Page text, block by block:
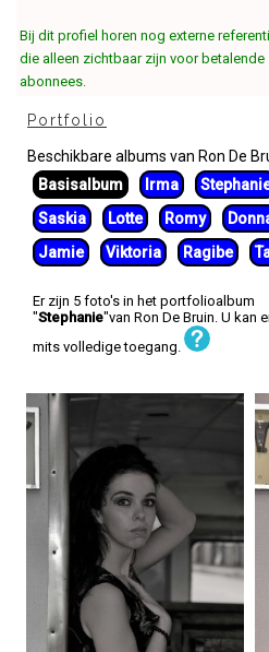
Bij dit profiel horen nog externe
die alleen zichtbaar zijn voor betalende
abonnees.
Portfolio
Beschikbare albums van Ron De
Basisalbum
Irma
Saskia
Lotte Romy
Jamie
Viktoria Ragibe
Er zijn 5 foto's in het portfolioalbum
"Stephanie"van Ron De Bruin. U kan
mits volledige toegang.